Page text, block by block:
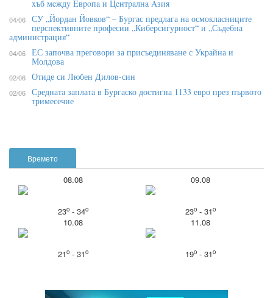
Времето
08.08
23o- 34o
09.08
23o- 31o
10.08
21o- 31o
11.08
19o- 31o
xъб мeждy Eвpoпa и Цeнтpaлнa Aзия
04/06 СУ „Йордан Йовков“ – Бургас предлага на осмокласниците
перспективните професии „Киберсигурност“ и „Съдебна
администрация“
04/06 ЕС започва преговори за присъединяване с Украйна и
Молдова
02/06 Отиде си Любен Дилов-син
02/06 Средната заплата в Бургаско достигна 1133 евро през първото
тримесечие